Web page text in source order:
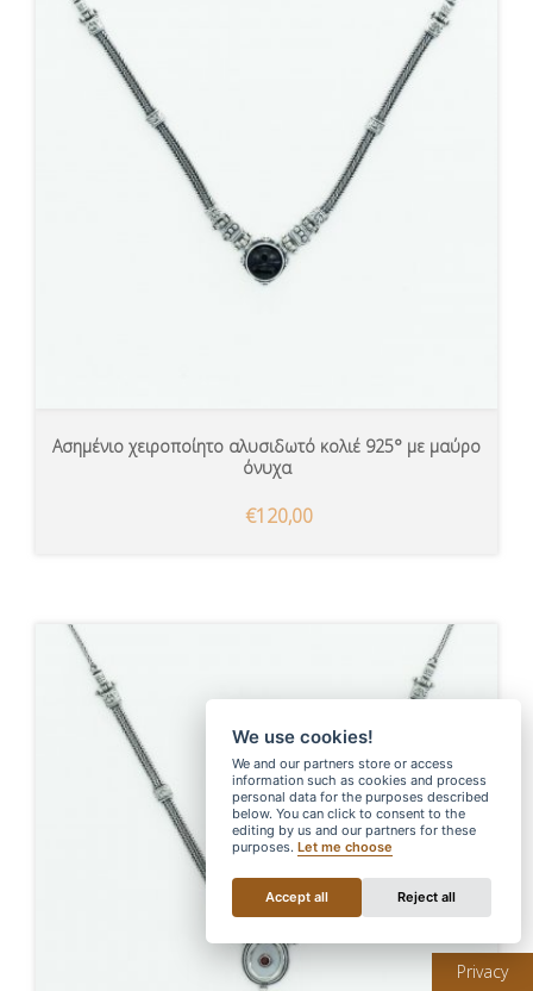
Privacy
Ασημένιο χειροποίητο αλυσιδωτό κολιέ 925° με μαύρο
όνυχα
€120,00
We use cookies!
We and our partners store or access
information such as cookies and process
personal data for the purposes described
below. You can click to consent to the
editing by us and our partners for these
purposes.Let me choose
Accept all Reject all